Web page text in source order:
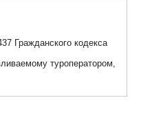
Гражданского кодекса
туроператором,